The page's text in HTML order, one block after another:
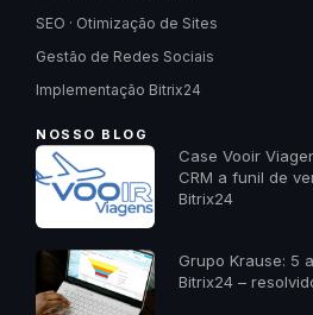
SEO · Otimização de Sites
Gestão de Redes Sociais
Implementação Bitrix24
NOSSO BLOG
Case Vooir
CRM a funil de
Bitrix24
Grupo Krause: 5
Bitrix24 –